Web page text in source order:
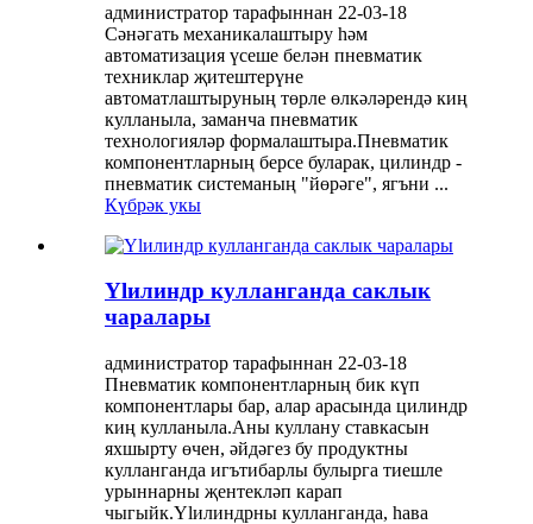
администратор тарафыннан 22-03-18
Сәнәгать механикалаштыру һәм
автоматизация үсеше белән пневматик
техниклар җитештерүне
автоматлаштыруның төрле өлкәләрендә киң
кулланыла, заманча пневматик
технологияләр формалаштыра.Пневматик
компонентларның берсе буларак, цилиндр -
пневматик системаның "йөрәге", ягъни ...
Күбрәк укы
Ylилиндр кулланганда саклык
чаралары
администратор тарафыннан 22-03-18
Пневматик компонентларның бик күп
компонентлары бар, алар арасында цилиндр
киң кулланыла.Аны куллану ставкасын
яхшырту өчен, әйдәгез бу продуктны
кулланганда игътибарлы булырга тиешле
урыннарны җентекләп карап
чыгыйк.Ylилиндрны кулланганда, һава